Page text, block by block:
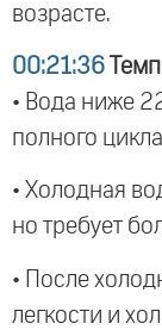
возрасте.
00:21:36
• Вода ниже
полного
• Холодная
но требует
• После
легкости и